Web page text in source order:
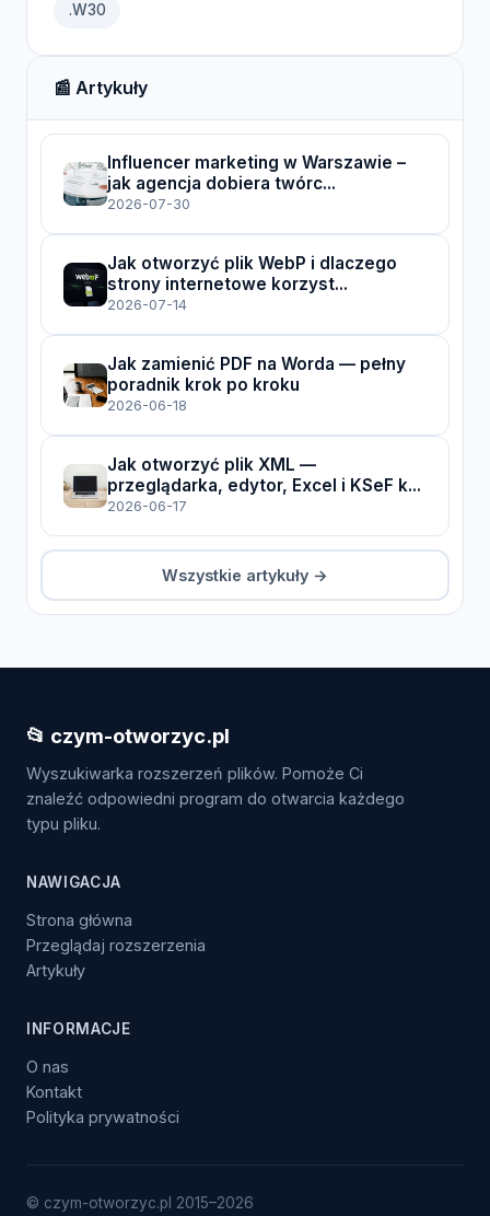
.W30
📰 Artykuły
Influencer marketing w Warszawie –
jak agencja dobiera twórc...
2026-07-30
Jak otworzyć plik WebP i dlaczego
strony internetowe korzyst...
2026-07-14
Jak zamienić PDF na Worda — pełny
poradnik krok po kroku
2026-06-18
Jak otworzyć plik XML —
przeglądarka, edytor, Excel i KSeF k...
2026-06-17
Wszystkie artykuły →
📂 czym-otworzyc.pl
Wyszukiwarka rozszerzeń plików. Pomoże Ci
znaleźć odpowiedni program do otwarcia każdego
typu pliku.
NAWIGACJA
Strona główna
Przeglądaj rozszerzenia
Artykuły
INFORMACJE
O nas
Kontakt
Polityka prywatności
© czym-otworzyc.pl 2015–2026